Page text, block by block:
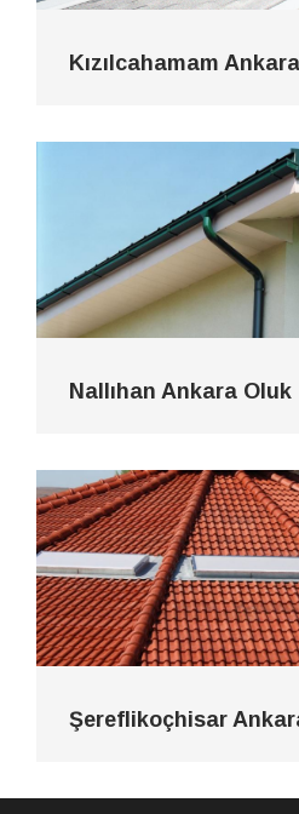
Kızılcahamam
Nallıhan Ankara Oluk
Şereflikoçhisar